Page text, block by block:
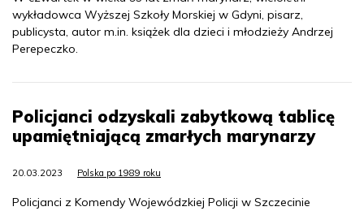
wykładowca Wyższej Szkoły Morskiej w Gdyni, pisarz,
publicysta, autor m.in. książek dla dzieci i młodzieży Andrzej
Perepeczko.
Policjanci odzyskali zabytkową tablicę
upamiętniającą zmarłych marynarzy
20.03.2023 Polska po 1989 roku
Policjanci z Komendy Wojewódzkiej Policji w Szczecinie